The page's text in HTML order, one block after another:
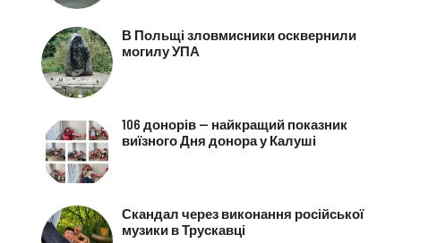
В Польщі зловмисники осквернили
могилу УПА
106 донорів — найкращий показник
виїзного Дня донора у Калуші
Скандал через виконання російської
музики в Трускавці